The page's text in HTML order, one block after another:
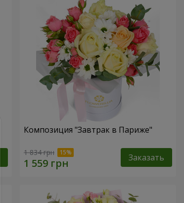
Композиция "Завтрак в Париже"
1 834 грн Заказать